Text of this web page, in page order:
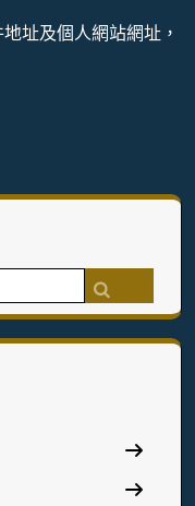
址及個人網站網址，